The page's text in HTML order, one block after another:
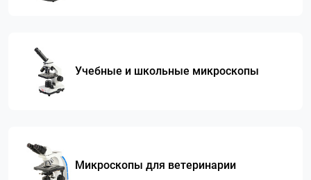
Учебные и школьные микроскопы
Микроскопы для ветеринарии